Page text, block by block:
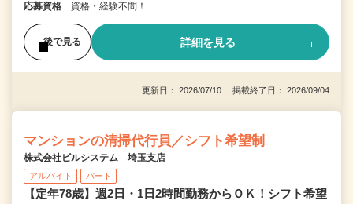
応募資格 資格・経験不問！
後で見る 詳細を見る
更新日： 2026/07/10 掲載終了日： 2026/09/04
マンションの清掃代行員／シフト希望制
株式会社ビルシステム 埼玉支店
アルバイト パート
【定年78歳】週2日・1日2時間勤務からＯＫ！シフト希望